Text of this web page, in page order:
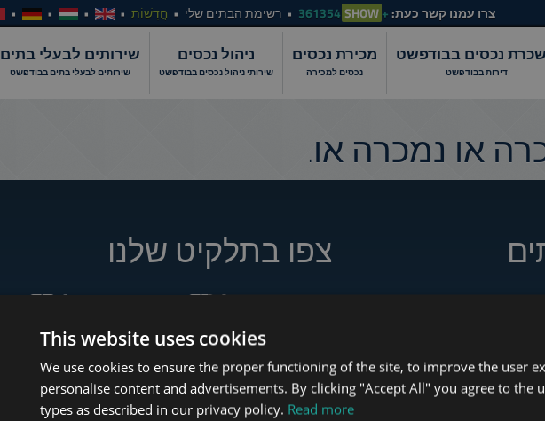
צרו עמנו קשר כעת:+361354
SHOW רשימת הבתים שלי חֲדָשׁוֹת
נכסים בבודפשט
דירות בבודפשט
מכירת נכסים
נכסים למכירה
ניהול נכסים
שירותי ניהול נכסים בבודפשט
שירותים לבעלי בתים
שירותים לבעלי בתים בבודפשט
או נמכרה או.
How to Still Find
Which
Apartment Renovation
צפו בתלקיט שלנו
www.tower-investments.com
www.towerassistance.com
www.mybudapesthome.com
This website uses cookies
We use cookies to ensure the proper functioning of the site, to improve the user
personalise content and advertisements. By clicking "Accept All" you agree to the
types as described in our privacy policy. Read more